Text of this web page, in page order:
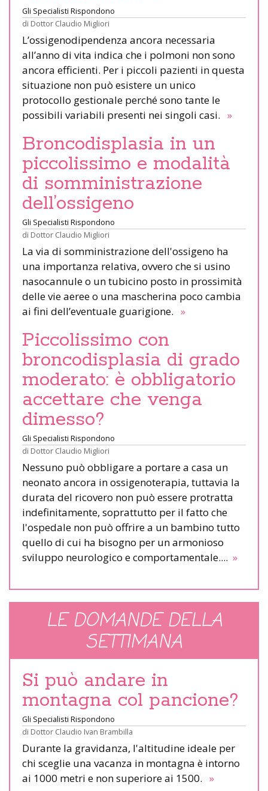
Gli Specialisti Rispondono
di Dottor Claudio Migliori
L’ossigenodipendenza ancora necessaria
all’anno di vita indica che i polmoni non sono
ancora efficienti. Per i piccoli pazienti in questa
situazione non può esistere un unico
protocollo gestionale perché sono tante le
possibili variabili presenti nei singoli casi. »
Broncodisplasia in un
piccolissimo e modalità
di somministrazione
dell’ossigeno
Gli Specialisti Rispondono
di Dottor Claudio Migliori
La via di somministrazione dell'ossigeno ha
una importanza relativa, ovvero che si usino
nasocannule o un tubicino posto in prossimità
delle vie aeree o una mascherina poco cambia
ai fini dell’eventuale guarigione. »
Piccolissimo con
broncodisplasia di grado
moderato: è obbligatorio
accettare che venga
dimesso?
Gli Specialisti Rispondono
di Dottor Claudio Migliori
Nessuno può obbligare a portare a casa un
neonato ancora in ossigenoterapia, tuttavia la
durata del ricovero non può essere protratta
indefinitamente, soprattutto per il fatto che
l'ospedale non può offrire a un bambino tutto
quello di cui ha bisogno per un armonioso
sviluppo neurologico e comportamentale.... »
LE DOMANDE DELLA
SETTIMANA
Si può andare in
montagna col pancione?
Gli Specialisti Rispondono
di Dottor Claudio Ivan Brambilla
Durante la gravidanza, l'altitudine ideale per
chi sceglie una vacanza in montagna è intorno
ai 1000 metri e non superiore ai 1500. »